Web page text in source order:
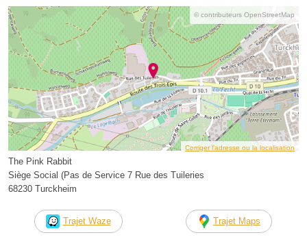
© contributeurs OpenStreetMap
Corriger l’adresse ou la localisation
The Pink Rabbit
Siège Social (Pas de Service 7 Rue des Tuileries
68230 Turckheim
Trajet Waze Trajet Maps